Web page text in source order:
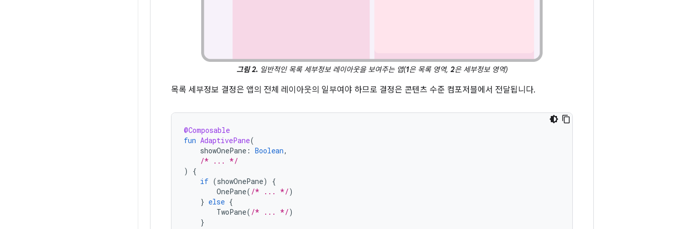
그림 2. 일반적인 목록 세부정보 레이아웃을 보여주는 앱(1은 목록 영역, 2은 세부정보 영역)
목록 세부정보 결정은 앱의 전체 레이아웃의 일부여야 하므로 결정은 콘텐츠 수준 컴포저블에서 전달됩니다.
@Composable
fun AdaptivePane(
showOnePane : Boolean,
/* ... */
)
{
if (showOnePane)
{
OnePane( /* ... */)
} else {
TwoPane( /* ... */)
}